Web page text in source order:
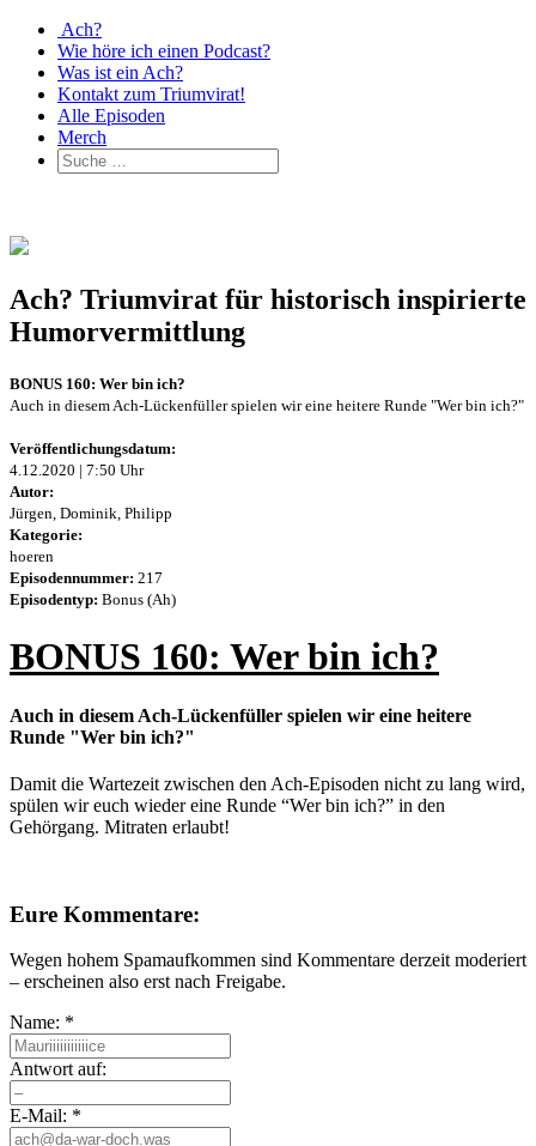
Ach?
Wie höre ich einen Podcast?
Was ist ein Ach?
Kontakt zum Triumvirat!
Alle Episoden
Merch
Ach? Triumvirat für historisch inspirierte
Humorvermittlung
BONUS 160: Wer bin ich?
Auch in diesem Ach-Lückenfüller spielen wir eine heitere Runde "Wer bin ich?"
Veröffentlichungsdatum:
4.12.2020 | 7:50 Uhr
Autor:
Jürgen, Dominik, Philipp
Kategorie:
hoeren
Episodennummer: 217
Episodentyp: Bonus (Ah)
BONUS 160: Wer bin ich?
Auch in diesem Ach-Lückenfüller spielen wir eine heitere
Runde "Wer bin ich?"
Damit die Wartezeit zwischen den Ach-Episoden nicht zu lang wird,
spülen wir euch wieder eine Runde “Wer bin ich?” in den
Gehörgang. Mitraten erlaubt!
Eure Kommentare:
Wegen hohem Spamaufkommen sind Kommentare derzeit moderiert
– erscheinen also erst nach Freigabe.
Name: *
Antwort auf:
E-Mail: *